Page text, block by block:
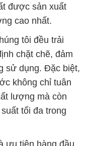
hài lòng và tin
khách hàng.
hành với sự phát
lĩnh vực hóa chất
chất Hydrogen
Lan Solvay
Hydrogen Dioxide
Solvay